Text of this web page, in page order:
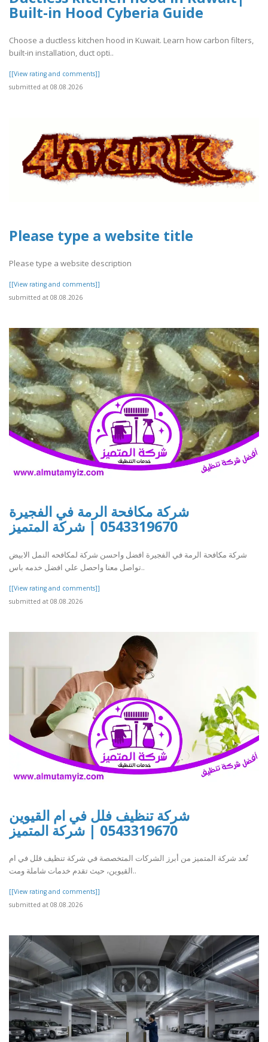
Built-in Hood Cyberia Guide
Choose a ductless kitchen hood in Kuwait. Learn how carbon filters,
built-in installation, duct opti..
[[View rating and comments]]
submitted at 08.08.2026
Please type a website title
Please type a website description
[[View rating and comments]]
submitted at 08.08.2026
شركة مكافحة الرمة في الفجيرة
0543319670 | شركة المتميز
شركة مكافحة الرمة في الفجيرة افضل واحسن شركة لمكافحه النمل الابيض
تواصل معنا واحصل علي افضل خدمه باس..
[[View rating and comments]]
submitted at 08.08.2026
شركة تنظيف فلل في ام القيوين
0543319670 | شركة المتميز
تُعد شركة المتميز من أبرز الشركات المتخصصة في شركة تنظيف فلل في ام
القيوين، حيث تقدم خدمات شاملة ومت..
[[View rating and comments]]
submitted at 08.08.2026